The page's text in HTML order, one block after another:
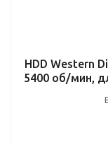
HDD Western
5400 об/мин,